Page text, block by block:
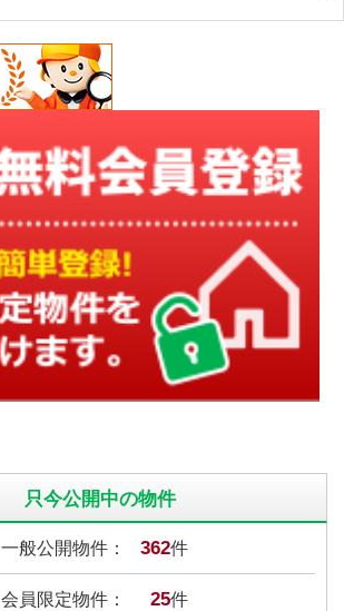
只今公開中の物件
一般公開物件： 362件
会員限定物件： 25件